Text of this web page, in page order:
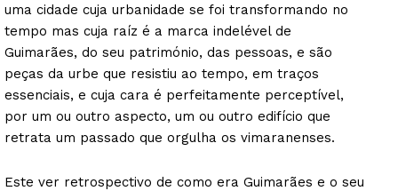
uma cidade cuja urbanidade se foi transformando no
tempo mas cuja raíz é a marca indelével de
Guimarães, do seu património, das pessoas, e são
peças da urbe que resistiu ao tempo, em traços
essenciais, e cuja cara é perfeitamente perceptível,
por um ou outro aspecto, um ou outro edifício que
retrata um passado que orgulha os vimaranenses.
Este ver retrospectivo de como era Guimarães e o seu